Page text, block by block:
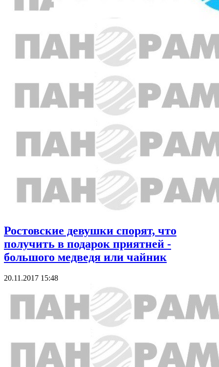
Ростовские девушки спорят, что
получить в подарок приятней -
большого медведя или чайник
20.11.2017 15:48